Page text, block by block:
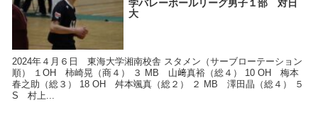
学バレーボールリーグ男子１部 対日
大
2024年４月６日 東海大学湘南校舎 スタメン（サーブローテーション
順） １OH 柿崎晃（商４） ３ MB 山﨑真裕（総４） 10 OH 梅本
春之助（総３） 18 OH 舛本颯真（総２） ２ MB 澤田晶（総４） ５
S 村上...